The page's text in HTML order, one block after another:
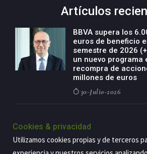
Artículos
BBVA supera los
euros de beneficio
semestre de 2026
un nuevo programa
recompra de
millones de euros
30-Julio-2026
negocio agro con
países
Cookies & privacidad
Utilizamos cookies propias y de terceros